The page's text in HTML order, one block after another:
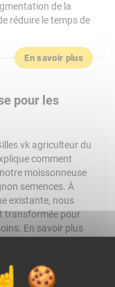
de la
réduire le temps de
En savoir plus
pour les
vk agriculteur du
comment
moissonneuse
semences. À
existante, nous
transformée pour
En savoir plus
:
Gilles_vk-